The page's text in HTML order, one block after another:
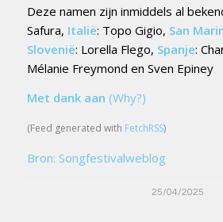
Deze namen zijn inmiddels al
Safura, Italië: Topo Gigio, San
Slovenië: Lorella Flego, Spanje:
Mélanie Freymond en Sven Epiney
Met dank aan (Why?)
(Feed generated with FetchRSS)
Bron: Songfestivalweblog
25/04/2025